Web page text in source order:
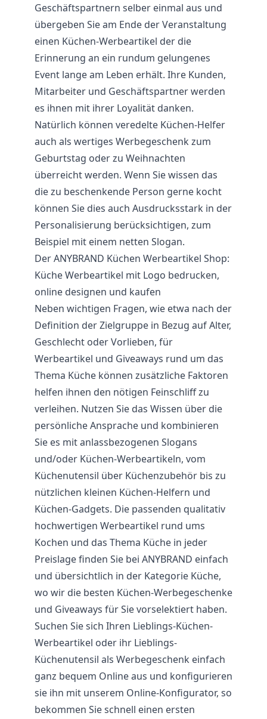
Geschäftspartnern selber einmal aus und
übergeben Sie am Ende der Veranstaltung
einen Küchen-Werbeartikel der die
Erinnerung an ein rundum gelungenes
Event lange am Leben erhält. Ihre Kunden,
Mitarbeiter und Geschäftspartner werden
es ihnen mit ihrer Loyalität danken.
Natürlich können veredelte Küchen-Helfer
auch als wertiges Werbegeschenk zum
Geburtstag oder zu Weihnachten
überreicht werden. Wenn Sie wissen das
die zu beschenkende Person gerne kocht
können Sie dies auch Ausdrucksstark in der
Personalisierung berücksichtigen, zum
Beispiel mit einem netten Slogan.
Der ANYBRAND Küchen Werbeartikel Shop:
Küche Werbeartikel mit Logo bedrucken,
online designen und kaufen
Neben wichtigen Fragen, wie etwa nach der
Definition der Zielgruppe in Bezug auf Alter,
Geschlecht oder Vorlieben, für
Werbeartikel und Giveaways rund um das
Thema Küche können zusätzliche Faktoren
helfen ihnen den nötigen Feinschliff zu
verleihen. Nutzen Sie das Wissen über die
persönliche Ansprache und kombinieren
Sie es mit anlassbezogenen Slogans
und/oder Küchen-Werbeartikeln, vom
Küchenutensil über Küchenzubehör bis zu
nützlichen kleinen Küchen-Helfern und
Küchen-Gadgets. Die passenden qualitativ
hochwertigen Werbeartikel rund ums
Kochen und das Thema Küche in jeder
Preislage finden Sie bei ANYBRAND einfach
und übersichtlich in der Kategorie Küche,
wo wir die besten Küchen-Werbegeschenke
und Giveaways für Sie vorselektiert haben.
Suchen Sie sich Ihren Lieblings-Küchen-
Werbeartikel oder ihr Lieblings-
Küchenutensil als Werbegeschenk einfach
ganz bequem Online aus und konfigurieren
sie ihn mit unserem Online-Konfigurator, so
bekommen Sie schnell einen ersten